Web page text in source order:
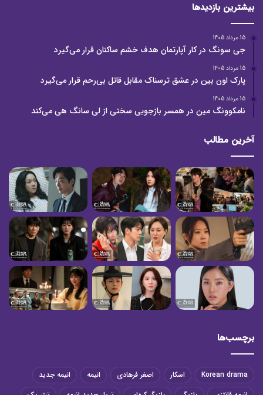
بیشترین بازدیدها
15 مرداد 1405
جی سونگ در کار آپارتمان هدف خشم ساکنان قرار می‌گیرد
15 مرداد 1405
پارک اون بین در عشق ترسناک مقابل قاتل بی‌رحم قرار می‌گیرد
15 مرداد 1405
نامکوونگ مین در همسر بازجویی سختی از لی سانگ هی می‌کند
آخرین مطالب
برچسب‌ها
Korean drama اسکار اصغر فرهادی انیمه
انیمه جدید